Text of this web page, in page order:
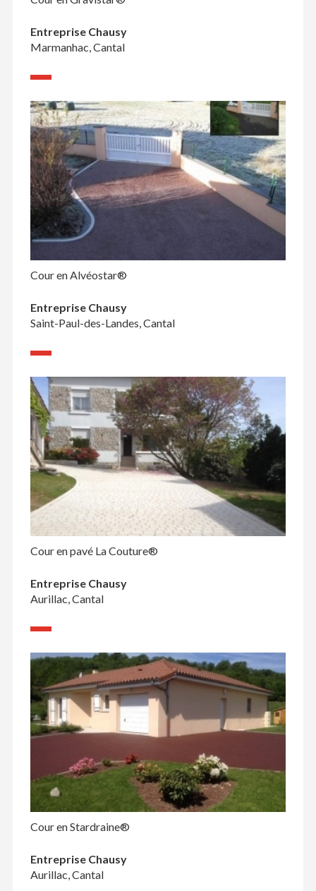
Entreprise Chausy
Marmanhac, Cantal
Cour en Alvéostar®
Entreprise Chausy
Saint-Paul-des-Landes, Cantal
Cour en pavé La Couture®
Entreprise Chausy
Aurillac, Cantal
Cour en Stardraine®
Entreprise Chausy
Aurillac, Cantal